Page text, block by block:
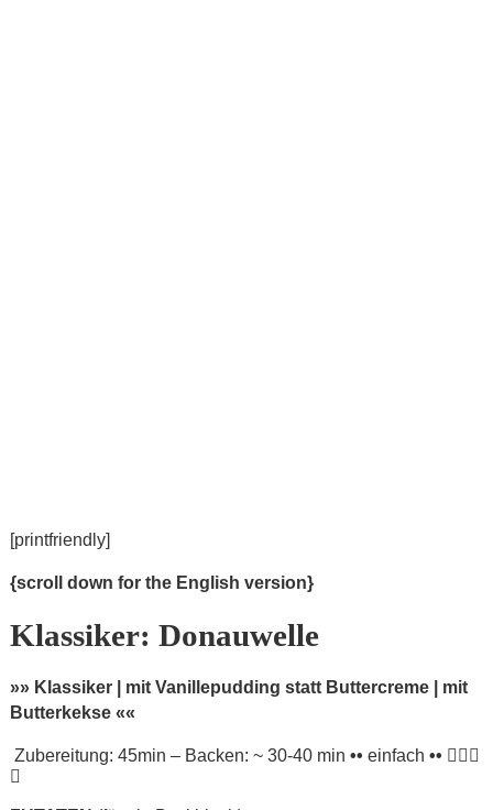
[printfriendly]
{scroll down for the English version}
Klassiker: Donauwelle
»» Klassiker | mit Vanillepudding statt Buttercreme | mit
Butterkekse ««
Zubereitung: 45min – Backen: ~ 30-40 min •• einfach ••